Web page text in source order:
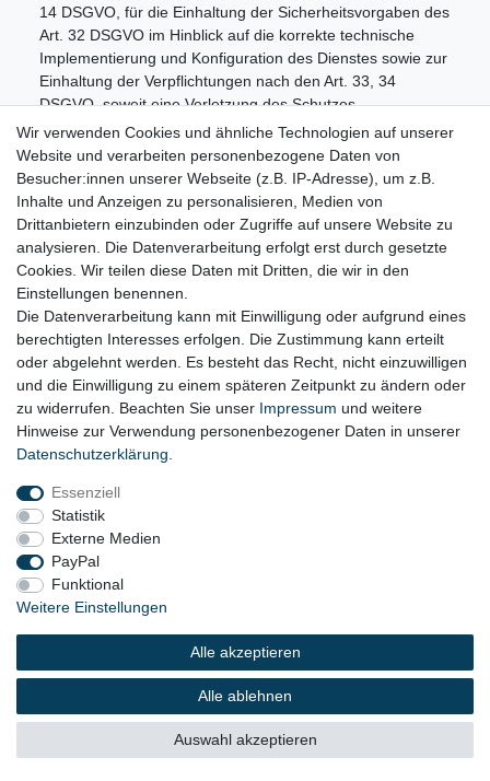
14 DSGVO, für die Einhaltung der Sicherheitsvorgaben des
Art. 32 DSGVO im Hinblick auf die korrekte technische
Implementierung und Konfiguration des Dienstes sowie zur
Einhaltung der Verpflichtungen nach den Art. 33, 34
DSGVO, soweit eine Verletzung des Schutzes
personenbezogener Daten unsere Verpflichtungen gemäß
der Vereinbarung über die gemeinsame Verarbeitung
betrifft. Facebook Ireland obliegt die Verantwortung, die
Betroffenenrechte gemäß den Art. 15 - 20 DSGVO zu
ermöglichen, die Sicherheitsvorgaben des Art. 32 DSGVO
im Hinblick auf die Sicherheit des Dienstes einzuhalten und
die Verpflichtungen nach den Art. 33, 34 DSGVO, soweit
eine Verletzung des Schutzes personenbezogener Daten
die Verpflichtungen von Facebook Ireland gemäß der
Vereinbarung über die gemeinsame Verarbeitung betrifft.
Die Anwendung dient dem Zweck die Besucher der
Website zielgerichtet mit interessenbezogener Werbung im
sozialen Netzwerk Facebook anzusprechen. Dazu wurde
auf der Website das Remarketing-Tag von Facebook
implementiert. Über dieses Tag wird beim Besuch der
Website eine direkte Verbindung zu den Facebook-Servern
hergestellt. Hierdurch wird an den Facebook-Server
übermittelt, welche unserer Seiten Sie besucht haben.
Facebook ordnet diese Information Ihrem persönlichen
Facebook-Benutzerkonto zu. Wenn Sie das soziale
Netzwerk Facebook besuchen, werden Ihnen dann
Ihre Daten werden gegebenenfalls in die USA übermittelt.
Für die USA ist kein Angemessenheitsbeschluss der EU-
Kommission vorhanden. Die Datenübermittlung erfolgt u.a
auf Grundlage von Standardvertragsklauseln als geeignete
Garantien für den Schutz der personenbezogenen Daten,
Wir verwenden Cookies und ähnliche Technologien auf unserer
Website und verarbeiten personenbezogene Daten von
Besucher:innen unserer Webseite (z.B. IP-Adresse), um z.B.
Inhalte und Anzeigen zu personalisieren, Medien von
Drittanbietern einzubinden oder Zugriffe auf unsere Website zu
analysieren. Die Datenverarbeitung erfolgt erst durch gesetzte
Cookies. Wir teilen diese Daten mit Dritten, die wir in den
Einstellungen benennen.
Die Datenverarbeitung kann mit Einwilligung oder aufgrund eines
berechtigten Interesses erfolgen. Die Zustimmung kann erteilt
oder abgelehnt werden. Es besteht das Recht, nicht einzuwilligen
und die Einwilligung zu einem späteren Zeitpunkt zu ändern oder
zu widerrufen. Beachten Sie unser Impressum und weitere
Hinweise zur Verwendung personenbezogener Daten in unserer
Daten­schutz­erklärung
Essenziell
Statistik
Externe Medien
PayPal
Funktional
Weitere Einstellungen
Alle akzeptieren
Alle ablehnen
Auswahl akzeptieren